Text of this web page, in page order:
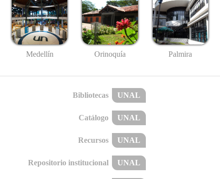
Medellín Orinoquía Palmira
Bibliotecas UNAL
Catálogo UNAL
Recursos UNAL
Repositorio institucional UNAL